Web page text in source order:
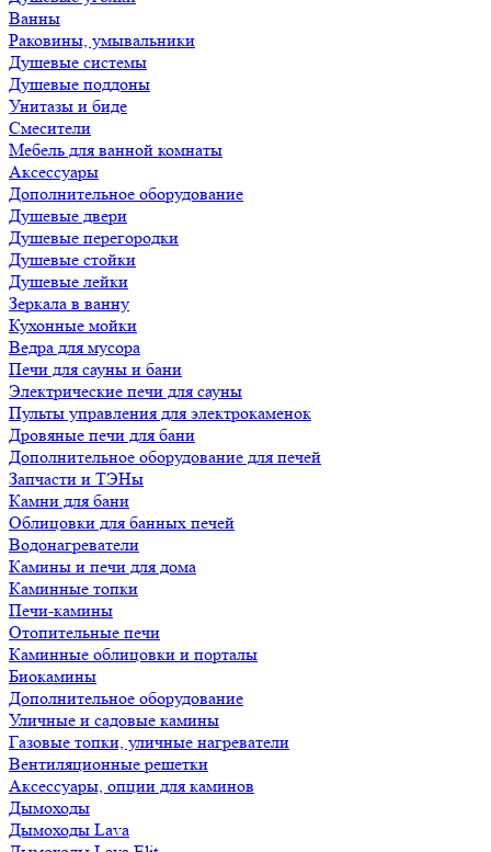
Ванны
Раковины, умывальники
Душевые системы
Душевые поддоны
Унитазы и биде
Смесители
Мебель для ванной комнаты
Аксессуары
Дополнительное оборудование
Душевые двери
Душевые перегородки
Душевые стойки
Душевые лейки
Зеркала в ванну
Кухонные мойки
Ведра для мусора
Печи для сауны и бани
Электрические печи для сауны
Пульты управления для электрокаменок
Дровяные печи для бани
Дополнительное оборудование для печей
Запчасти и ТЭНы
Камни для бани
Облицовки для банных печей
Водонагреватели
Камины и печи для дома
Каминные топки
Печи-камины
Отопительные печи
Каминные облицовки и порталы
Биокамины
Дополнительное оборудование
Уличные и садовые камины
Газовые топки, уличные нагреватели
Вентиляционные решетки
Аксессуары, опции для каминов
Дымоходы
Дымоходы Lava